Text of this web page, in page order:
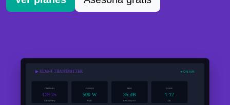
▶ ISDB-T TRANSMITTER ● ON AIR
CHANNEL
CH 25
536-542 MHz
POWER
500 W
RMS
MER
35 dB
EXCELLENT
VSWR
1.12
OK